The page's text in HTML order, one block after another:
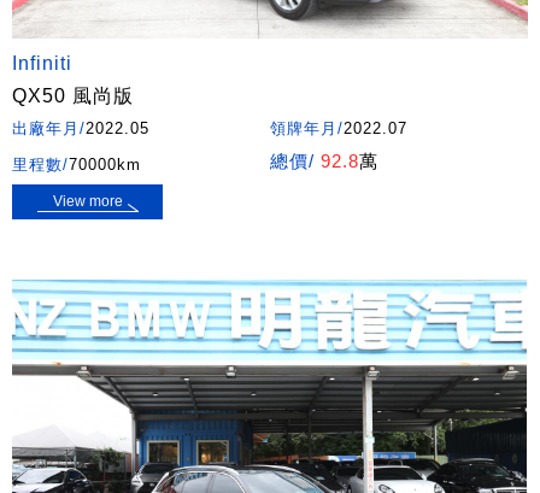
Infiniti
QX50 風尚版
出廠年月/2022.05 領牌年月/2022.07
里程數/70000km 總價/ 92.8萬
View more